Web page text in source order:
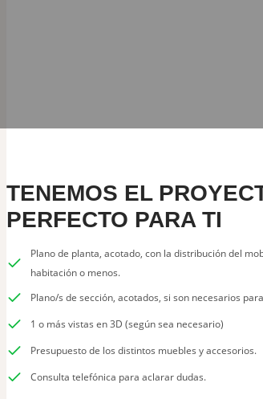
TENEMOS EL
PERFECTO PARA TI
Plano de planta, acotado, con la distribución del
habitación o menos.
Plano/s de sección, acotados, si son necesarios
1 o más vistas en 3D (según sea necesario)
Presupuesto de los distintos muebles y accesorios.
Consulta telefónica para aclarar dudas.